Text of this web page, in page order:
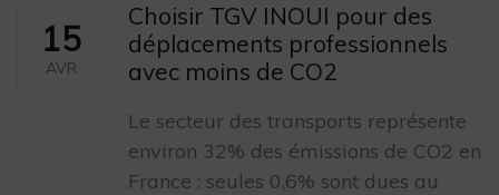
15
AVR
Choisir TGV INOUI pour des
déplacements professionnels
avec moins de CO2
Le secteur des transports représente
environ 32% des émissions de CO2 en
France : seules 0,6% sont dues au